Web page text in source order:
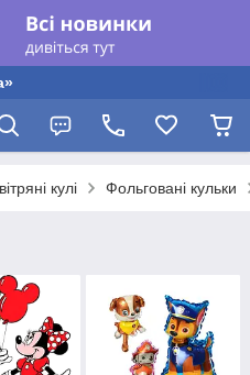
кулі Фольговані кульки